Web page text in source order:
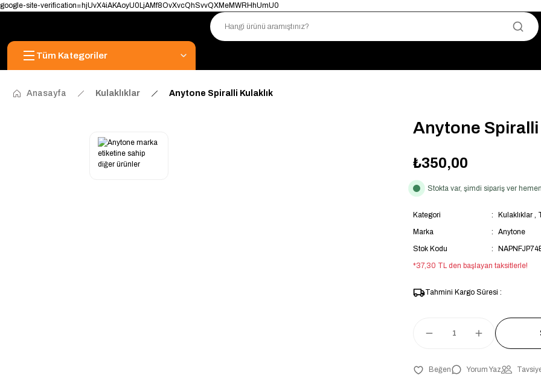
google-site-verification=hjUvX4iAKAoyU0LjAMf8OvXvcQhSvvQXMeMWRHhUmU0
Uygun Fiyat · Hızlı Teslimat
Tüm Kategoriler
Anasayfa Kulaklıklar Anytone Spiralli Kulaklık
Anytone Spiralli
₺350,00
Stokta var, şimdi sipariş ver
Kategori Kulaklıklar ,
Marka
Anytone
Stok Kodu
*37,30 TL den başlayan taksitlerle!
Tahmini Kargo Süresi :
Yorum Yaz